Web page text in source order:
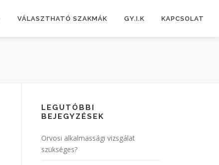
VÁLASZTHATÓ SZAKMÁK GY.I.K KAPCSOLAT
LEGUTÓBBI
BEJEGYZÉSEK
Orvosi alkalmassági vizsgálat
szükséges?